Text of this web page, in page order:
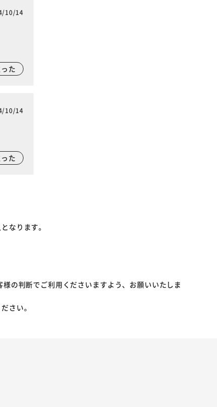
10/14
た
10/14
た
なります。
の判断でご利用くださいますよう、お願いいたしま
さい。